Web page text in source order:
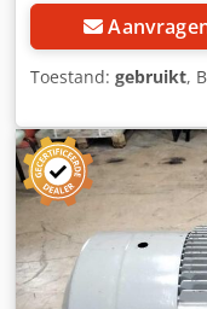
Toestand: gebruikt,